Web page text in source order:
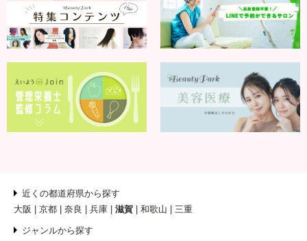
近くの都道府県から探す
大阪
京都 奈良 兵庫 滋賀 和歌山 三重
ジャンルから探す